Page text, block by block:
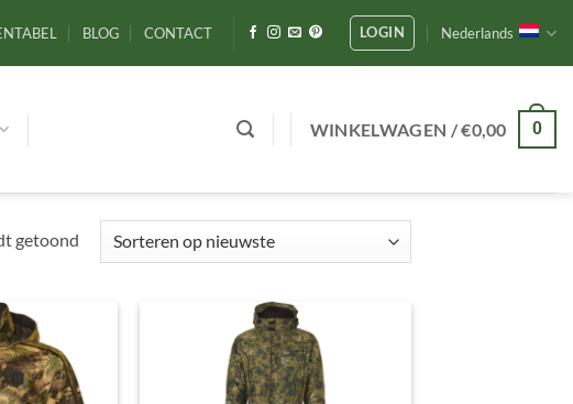
BLOG CONTACT LOGIN Nederlands
WINKELWAGEN /€0,00 0
getoondGesorteerd
Toevoegen
aan
verlanglijst